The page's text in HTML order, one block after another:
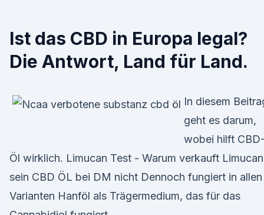
Ist das CBD in Europa legal?
Die Antwort, Land für Land.
In diesem
geht es darum,
wobei hilft
Öl wirklich. Limucan Test - Warum verkauft Limucan
sein CBD ÖL bei DM nicht Dennoch fungiert in allen
Varianten Hanföl als Trägermedium, das für das